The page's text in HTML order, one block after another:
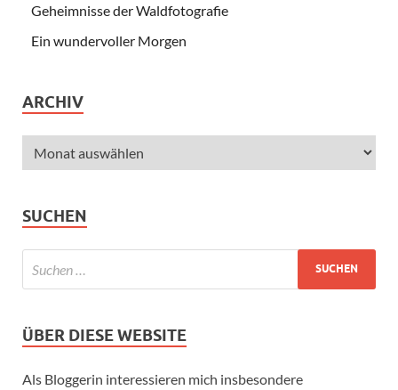
Geheimnisse der Waldfotografie
Ein wundervoller Morgen
ARCHIV
SUCHEN
ÜBER DIESE WEBSITE
Als Bloggerin interessieren mich insbesondere